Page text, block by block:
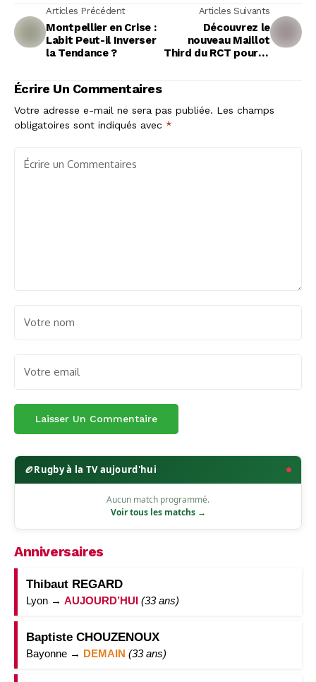
Articles Précédent
Montpellier en Crise :
Labit Peut-il Inverser
la Tendance ?
Articles Suivants
Découvrez le
nouveau Maillot
Third du RCT pour la
Écrire Un Commentaires
Votre adresse e-mail ne sera pas publiée. Les champs
obligatoires sont indiqués avec *
🏉Rugby à la TV aujourd'hui
Aucun match programmé.
Voir tous les matchs →
Anniversaires
Thibaut REGARD
Lyon → AUJOURD’HUI (33 ans)
Baptiste CHOUZENOUX
Bayonne → DEMAIN (33 ans)